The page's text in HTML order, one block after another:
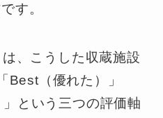
す。
、こうした収蔵施設
Best（優れた）」
という三つの評価軸